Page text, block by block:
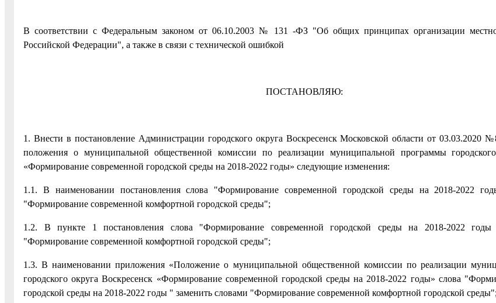
В соответствии с Федеральным законом от 06.10.2003 № 131 -ФЗ "Об общих принципах организации
Российской Федерации", а также в связи с технической ошибкой
ПОСТАНОВЛЯЮ:
1. Внести в постановление Администрации городского округа Воскресенск Московской области от 03.03.2020
положения о муниципальной общественной комиссии по реализации муниципальной программы
«Формирование современной городской среды на 2018-2022 годы» следующие изменения:
1.1. В наименовании постановления слова "Формирование современной городской среды на 2018-2022
"Формирование современной комфортной городской среды";
1.2. В пункте 1 постановления слова "Формирование современной городской среды на 2018-2022
"Формирование современной комфортной городской среды";
1.3. В наименовании приложения «Положение о муниципальной общественной комиссии по реализации
городского округа Воскресенск «Формирование современной городской среды на 2018-2022 годы» слова
городской среды на 2018-2022 годы " заменить словами "Формирование современной комфортной городской среды";